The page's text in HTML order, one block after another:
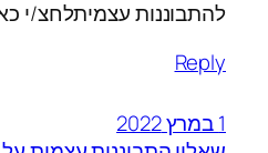
להתבוננות עצמיתלחצ/י
Reply
1 במרץ 2022